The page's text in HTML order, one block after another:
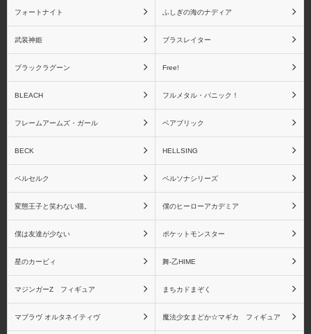
フォートナイト ふしぎの海のナディア
武装神姫 ブラスレイター
ブラックラグーン Free!
BLEACH フルメタル・パニック！
フレームアームズ・ガール ベアブリック
BECK HELLSING
ベルセルク ペルソナシリーズ
変態王子と笑わない猫。 僕のヒーローアカデミア
僕は友達が少ない ポケットモンスター
星のカービィ 舞-乙HIME
マジンガーZ フィギュア まちカドまぞく
マブラヴ オルタネイティヴ 魔法少女まどか☆マギカ フィギュア